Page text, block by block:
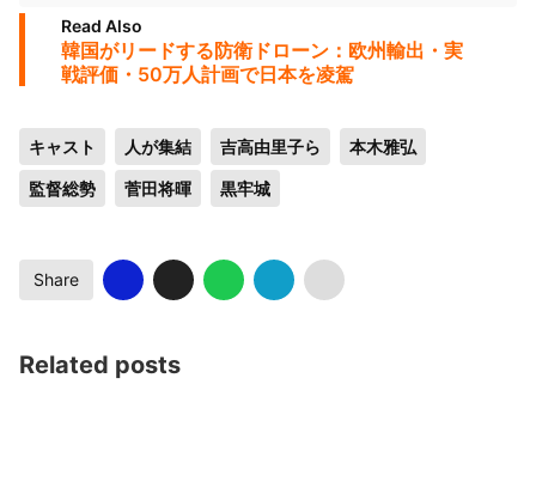
Read Also
韓国がリードする防衛ドローン：欧州輸出・実
戦評価・50万人計画で日本を凌駕
キャスト 人が集結 吉高由里子ら 本木雅弘
監督総勢 菅田将暉 黒牢城
Share
Related posts